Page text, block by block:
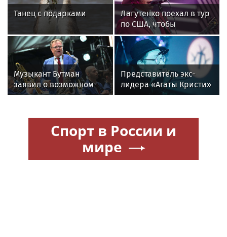
Танец с подарками
Лагутенко поехал в тур
по США, чтобы
наскрести на
восстановление
сгоревшего дома
Музыкант Бутман
заявил о возможном
появлении первого в
Представитель экс-
лидера «Агаты Кристи»
Глеба Самойлова
артиста
Спорт в России и
мире